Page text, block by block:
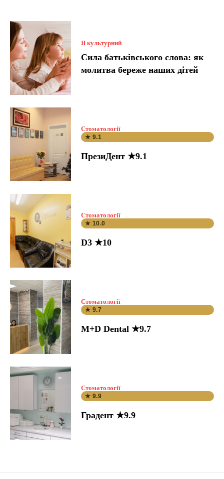
Я культурний
Сила батьківського слова: як
молитва береже наших дітей
Стоматології
★ 9.1
ПрезиДент ★9.1
Стоматології
★ 10.0
D3 ★10
Стоматології
★ 9.7
M+D Dental ★9.7
Стоматології
★ 9.9
Градент ★9.9